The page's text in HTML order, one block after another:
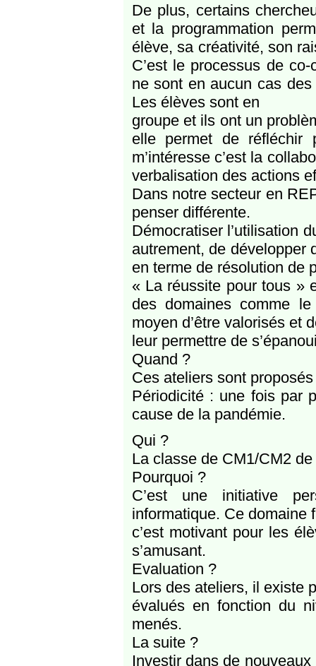
De plus, certains
et la programmation
élève, sa créativité, son
C’est le processus de
ne sont en aucun cas
Les élèves sont en
groupe et ils ont un
elle permet de réfléchir
m’intéresse c’est la
verbalisation des actions
Dans notre secteur en
penser différente.
Démocratiser l’utilisation
autrement, de développer
en terme de résolution de
« La réussite pour tous »
des domaines comme
moyen d’être valorisés et
leur permettre de
Quand ?
Ces ateliers sont
Périodicité : une fois par
cause de la pandémie.
Qui ?
La classe de CM1/CM2
Pourquoi ?
C’est une initiative
informatique. Ce domaine
c’est motivant pour les
s’amusant.
Evaluation ?
Lors des ateliers, il existe
évalués en fonction du
menés.
La suite ?
Investir dans de